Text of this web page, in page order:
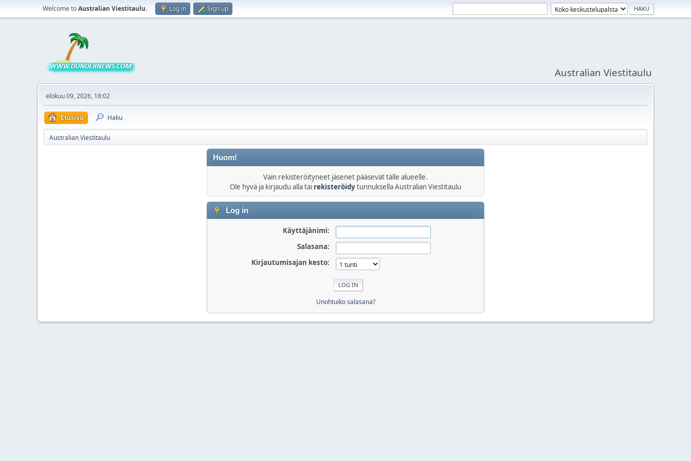
Welcome toAustralian Viestitaulu. Log in Sign up
Australian Viestitaulu
elokuu 09, 2026, 18:02
Etusivu Haku
Australian Viestitaulu
Huom!
Vain rekisteröityneet jäsenet pääsevät tälle alueelle.
Ole hyvä ja kirjaudu alla tai rekisteröidytunnuksella Australian Viestitaulu
Log in
Käyttäjänimi:
Salasana:
Kirjautumisajan kesto:
Unohtuiko salasana?